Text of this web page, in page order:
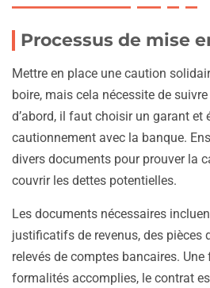
Processus de mise
Mettre en place une caution
boire, mais cela nécessite de
d’abord, il faut choisir un garant et
cautionnement avec la banque.
divers documents pour prouver la
couvrir les dettes potentielles.
Les documents nécessaires
justificatifs de revenus, des pièces
relevés de comptes bancaires.
formalités accomplies, le contrat